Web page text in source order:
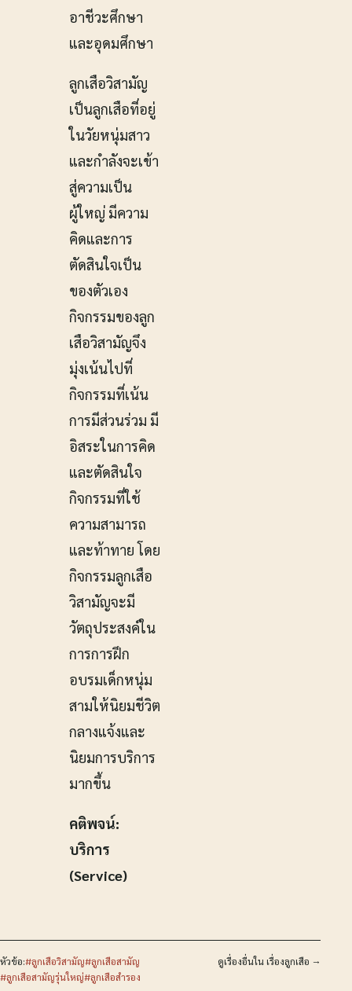
อาชีวะศึกษา
และอุดมศึกษา
ลูกเสือวิสามัญ
เป็นลูกเสือที่อยู่
ในวัยหนุ่มสาว
และกำลังจะเข้า
สู่ความเป็น
ผู้ใหญ่ มีความ
คิดและการ
ตัดสินใจเป็น
ของตัวเอง
กิจกรรมของลูก
เสือวิสามัญจึง
มุ่งเน้นไปที่
กิจกรรมที่เน้น
การมีส่วนร่วม มี
อิสระในการคิด
และตัดสินใจ
กิจกรรมที่ใช้
ความสามารถ
และท้าทาย โดย
กิจกรรมลูกเสือ
วิสามัญจะมี
วัตถุประสงค์ใน
การการฝึก
อบรมเด็กหนุ่ม
สามให้นิยมชีวิต
กลางแจ้งและ
นิยมการบริการ
มากขึ้น
คติพจน์:
บริการ
(Service)
หัวข้อ:#ลูกเสือวิสามัญ#ลูกเสือสามัญ
#ลูกเสือสามัญรุ่นใหญ่#ลูกเสือสำรอง
ดูเรื่องอื่นใน เรื่องลูกเสือ →